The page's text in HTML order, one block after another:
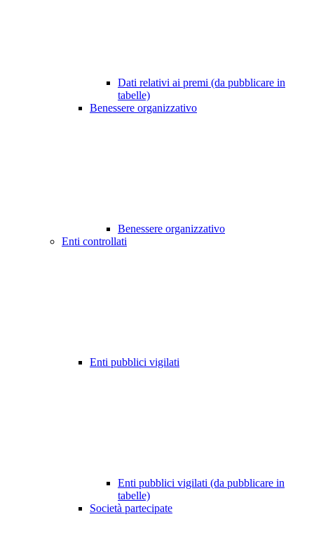
Dati relativi ai premi (da pubblicare in
tabelle)
Benessere organizzativo
Benessere organizzativo
Enti controllati
Enti pubblici vigilati
Enti pubblici vigilati (da pubblicare in
tabelle)
Società partecipate